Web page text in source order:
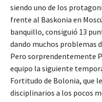
siendo uno de los
frente al Baskonia en
banquillo, consiguió 13
dando muchos problemas
Pero sorprendentemente
equipo la siguiente
Fortitudo de Bolonia, que
disciplinarios a los pocos